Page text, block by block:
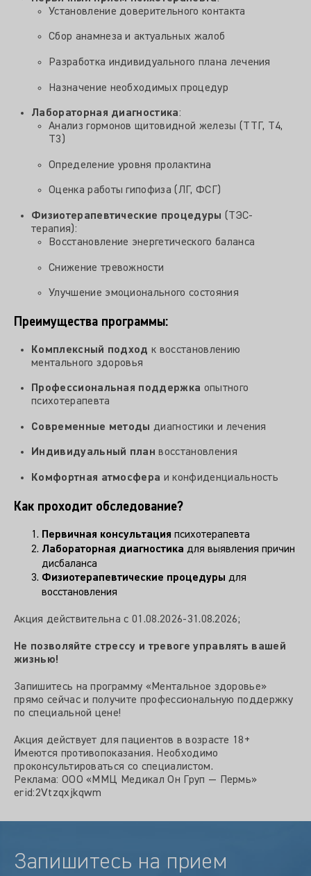
Установление доверительного контакта
Сбор анамнеза и актуальных жалоб
Разработка индивидуального плана лечения
Назначение необходимых процедур
Лабораторная диагностика:
Анализ гормонов щитовидной железы (ТТГ, Т4,
Т3)
Определение уровня пролактина
Оценка работы гипофиза (ЛГ, ФСГ)
Физиотерапевтические процедуры (ТЭС-
терапия):
Восстановление энергетического баланса
Снижение тревожности
Улучшение эмоционального состояния
Преимущества программы:
Комплексный подход к восстановлению
ментального здоровья
Профессиональная поддержка опытного
психотерапевта
Современные методы диагностики и лечения
Индивидуальный план восстановления
Комфортная атмосфера и конфиденциальность
Как проходит обследование?
Первичная консультация психотерапевта
Лабораторная диагностика для выявления причин
дисбаланса
Физиотерапевтические процедуры для
восстановления
Акция действительна с 01.08.2026-31.08.2026;
Не позволяйте стрессу и тревоге управлять вашей
жизнью!
Запишитесь на программу «Ментальное здоровье»
прямо сейчас и получите профессиональную поддержку
по специальной цене!
Акция действует для пациентов в возрасте 18+
Имеются противопоказания. Необходимо
проконсультироваться со специалистом.
Реклама: ООО «ММЦ Медикал Он Груп — Пермь»
erid:2Vtzqxjkqwm
Запишитесь на прием